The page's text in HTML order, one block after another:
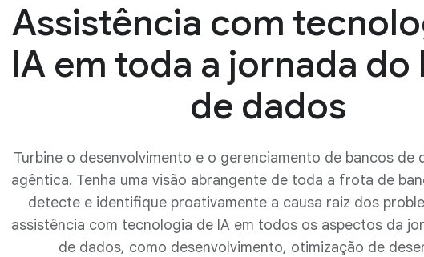
Assistência com
IA em toda a jornada do
de dados
Turbine o desenvolvimento e o gerenciamento de bancos de
agêntica. Tenha uma visão abrangente de toda a frota de
detecte e identifique proativamente a causa raiz dos
assistência com tecnologia de IA em todos os aspectos da
de dados, como desenvolvimento, otimização de